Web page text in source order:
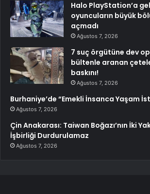
Halo PlayStation’a
oyuncuların büyük
açmadı
Ağustos 7, 2026
7 suç örgütüne dev
bültenle aranan
baskını!
Ağustos 7, 2026
Burhaniye’de “Emekli İnsanca Yaşam
Ağustos 7, 2026
Çin Anakarası: Taiwan Boğazı’nın İki
İşbirliği Durdurulamaz
Ağustos 7, 2026